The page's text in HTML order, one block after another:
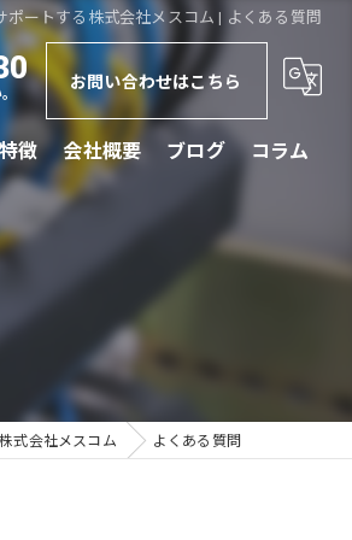
ポートする株式会社メスコム | よくある質問
お問い合わせはこちら
徴 会社概要 ブログ コラム
式会社メスコム よくある質問